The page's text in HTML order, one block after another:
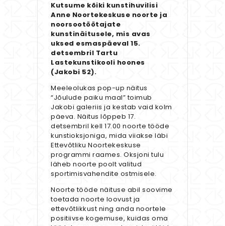
Kutsume kõiki kunstihuvilisi
Anne Noortekeskuse noorte ja
noorsootöötajate
kunstinäitusele, mis avas
uksed esmaspäeval 15.
detsembril Tartu
Lastekunstikooli hoones
(Jakobi 52).
Meeleolukas pop-up näitus
“Jõulude paiku maal” toimub
Jakobi galeriis ja kestab vaid kolm
päeva. Näitus lõppeb 17.
detsembril kell 17.00 noorte tööde
kunstioksjoniga, mida viiakse läbi
Ettevõtliku Noortekeskuse
programmi raames. Oksjoni tulu
läheb noorte poolt valitud
sportimisvahendite ostmisele.
Noorte tööde näituse abil soovime
toetada noorte loovust ja
ettevõtlikkust ning anda noortele
positiivse kogemuse, kuidas oma